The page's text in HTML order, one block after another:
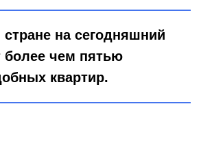
на сегодняшний
более чем пятью
квартир.